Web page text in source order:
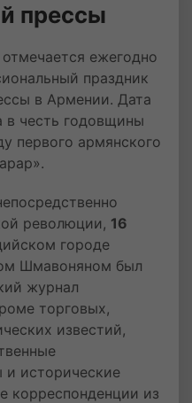
прессы
ежегодно
праздник
в Армении. Дата
в честь годовщины
первого армянского
революции, 16
городе
Шмавоняном был
журнал
торговых,
известий,
и исторические
корреспонденции из